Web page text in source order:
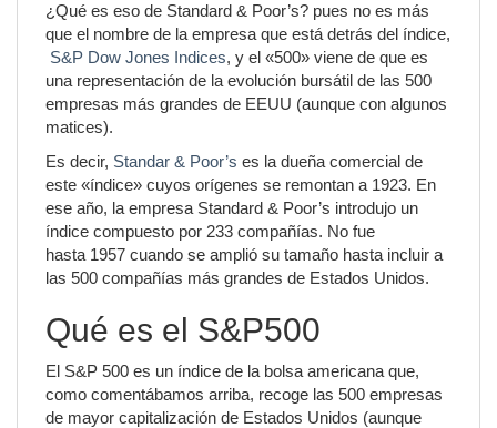
¿Qué es eso de Standard & Poor’s? pues no es más
que el nombre de la empresa que está detrás del índice,
S&P Dow Jones Indices, y el «500» viene de que es
una representación de la evolución bursátil de las 500
empresas más grandes de EEUU (aunque con algunos
matices).
Es decir, Standar & Poor’s es la dueña comercial de
este «índice» cuyos orígenes se remontan a 1923. En
ese año, la empresa Standard & Poor’s introdujo un
índice compuesto por 233 compañías. No fue
hasta 1957 cuando se amplió su tamaño hasta incluir a
las 500 compañías más grandes de Estados Unidos.
Qué es el S&P500
El S&P 500 es un índice de la bolsa americana que,
como comentábamos arriba, recoge las 500 empresas
de mayor capitalización de Estados Unidos (aunque